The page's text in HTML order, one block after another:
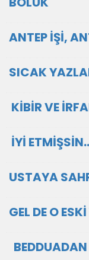
ANTEP İŞİ,
SICAK
KİBİR VE
İYİ
USTAYA
GEL DE O